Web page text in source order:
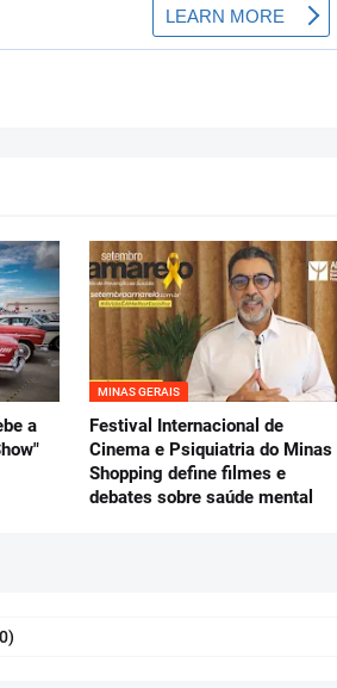
a
MINAS GERAIS
Festival Internacional de
Cinema e Psiquiatria do Minas
Shopping define filmes e
debates sobre saúde mental